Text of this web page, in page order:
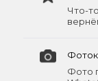
Что-
Фото